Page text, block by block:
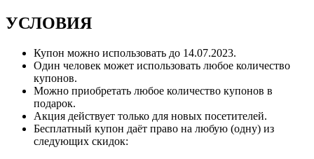
УСЛОВИЯ
Купон можно использовать до 14.07.2023.
Один человек может использовать любое количество
купонов.
Можно приобретать любое количество купонов в
подарок.
Акция действует только для новых посетителей.
Бесплатный купон даёт право на любую (одну) из
следующих скидок: